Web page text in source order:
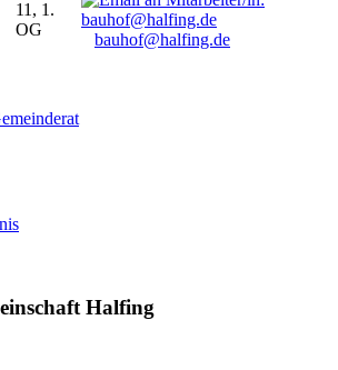
11, 1.
OG
bauhof@halfing.de
Halfing